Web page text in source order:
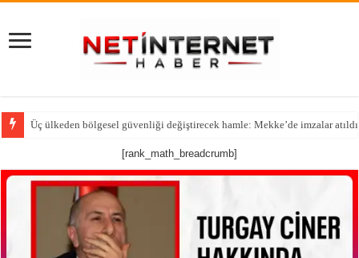
Üç ülkeden bölgesel güvenliği değiştirecek hamle: Mekke’de imzalar atıldı
Yeni Parti’yi Birinci Çıkarmak İsterken Anketi Eksik Bıraktılar!
[rank_math_breadcrumb]